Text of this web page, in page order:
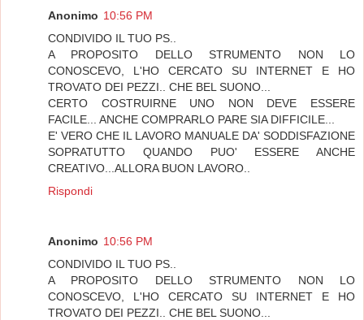
Anonimo 10:56 PM
CONDIVIDO IL TUO PS..
A PROPOSITO DELLO STRUMENTO NON LO
CONOSCEVO, L'HO CERCATO SU INTERNET E HO
TROVATO DEI PEZZI.. CHE BEL SUONO...
CERTO COSTRUIRNE UNO NON DEVE ESSERE
FACILE... ANCHE COMPRARLO PARE SIA DIFFICILE...
E' VERO CHE IL LAVORO MANUALE DA' SODDISFAZIONE
SOPRATUTTO QUANDO PUO' ESSERE ANCHE
CREATIVO...ALLORA BUON LAVORO..
Rispondi
Anonimo 10:56 PM
CONDIVIDO IL TUO PS..
A PROPOSITO DELLO STRUMENTO NON LO
CONOSCEVO, L'HO CERCATO SU INTERNET E HO
TROVATO DEI PEZZI.. CHE BEL SUONO...